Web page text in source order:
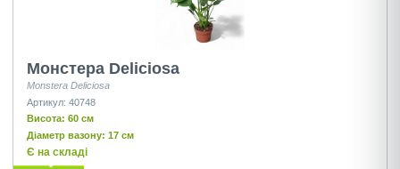
Монстера Deliciosa
Monstera Deliciosa
Артикул: 40748
Висота: 60 см
Діаметр вазону: 17 см
Є на складі